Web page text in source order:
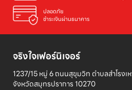
ปลอดภัย
ชำระเงินผ่านธนาคาร
จริงใจเฟอร์นิเจอร์
1237/15 หมู่ 6 ถนนสุขุมวิท ตำบลสำโรงเ
จังหวัดสมุทรปราการ 10270